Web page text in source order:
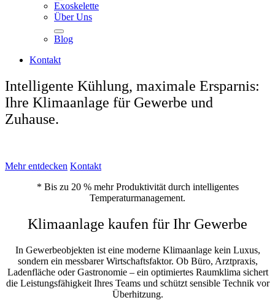
Exoskelette
Über Uns
Blog
Kontakt
Intelligente Kühlung, maximale Ersparnis:
Ihre Klimaanlage für Gewerbe und
Zuhause.
Mehr entdecken Kontakt
* Bis zu 20 % mehr Produktivität durch intelligentes
Temperaturmanagement.
Klimaanlage kaufen für Ihr Gewerbe
In Gewerbeobjekten ist eine moderne Klimaanlage kein Luxus,
sondern ein messbarer Wirtschaftsfaktor. Ob Büro, Arztpraxis,
Ladenfläche oder Gastronomie – ein optimiertes Raumklima sichert
die Leistungsfähigkeit Ihres Teams und schützt sensible Technik vor
Überhitzung.